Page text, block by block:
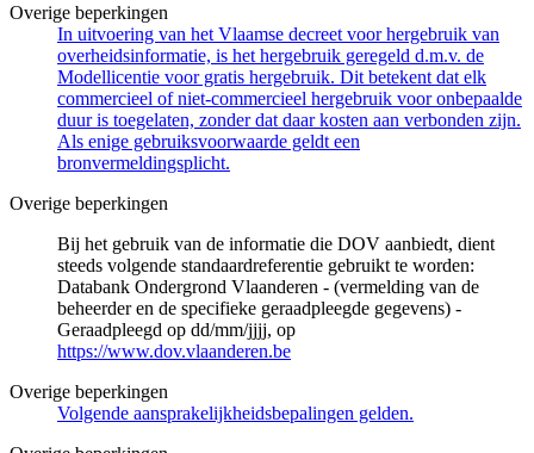
Overige beperkingen
In uitvoering van het Vlaamse decreet voor hergebruik van
overheidsinformatie, is het hergebruik geregeld d.m.v. de
Modellicentie voor gratis hergebruik. Dit betekent dat elk
commercieel of niet-commercieel hergebruik voor onbepaalde
duur is toegelaten, zonder dat daar kosten aan verbonden zijn.
Als enige gebruiksvoorwaarde geldt een
bronvermeldingsplicht.
Overige beperkingen
Bij het gebruik van de informatie die DOV aanbiedt, dient
steeds volgende standaardreferentie gebruikt te worden:
Databank Ondergrond Vlaanderen - (vermelding van de
beheerder en de specifieke geraadpleegde gegevens) -
Geraadpleegd op dd/mm/jjjj, op
https://www.dov.vlaanderen.be
Overige beperkingen
Volgende aansprakelijkheidsbepalingen gelden.